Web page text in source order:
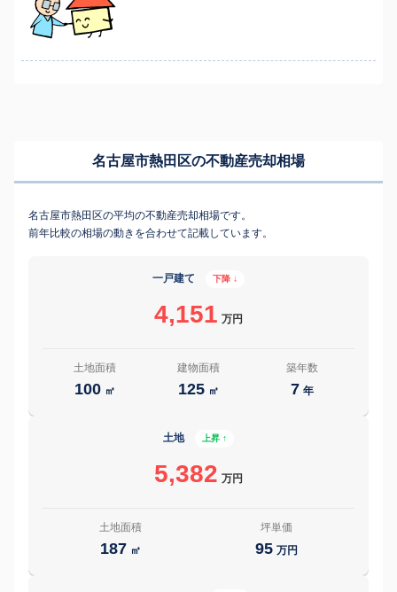
名古屋市熱田区の不動産売却相場
名古屋市熱田区の平均の不動産売却相場です。
前年比較の相場の動きを合わせて記載しています。
一戸建て 下降 ↓
4,151 万円
土地面積
100 ㎡
建物面積
125 ㎡
築年数
7 年
土地 上昇 ↑
5,382 万円
土地面積
187 ㎡
坪単価
95 万円